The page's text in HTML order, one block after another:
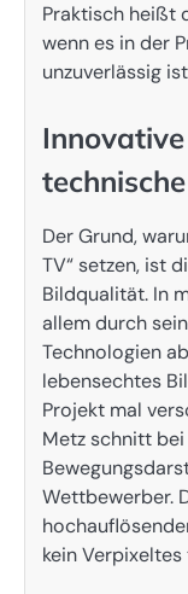
Praktisch heißt
wenn es in der
unzuverlässig
Der Grund,
TV“ setzen, ist
Bildqualität. In
allem durch
Technologien
lebensechtes
Projekt mal
Metz schnitt
Wettbewerber.
kein